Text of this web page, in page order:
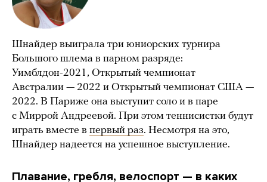
Шнайдер выиграла три юниорских турнира
Большого шлема в парном разряде:
Уимблдон-2021, Открытый чемпионат
Австралии — 2022 и Открытый чемпионат США —
2022. В Париже она выступит соло и в паре
с Миррой Андреевой. При этом теннисистки будут
играть вместе в первый раз. Несмотря на это,
Шнайдер надеется на успешное выступление.
Плавание, гребля, велоспорт — в каких